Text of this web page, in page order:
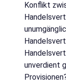
Konflikt
unverdient